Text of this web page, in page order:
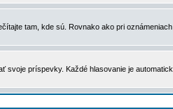
tam, kde sú. Rovnako ako pri
príspevky. Každé hlasovanie je